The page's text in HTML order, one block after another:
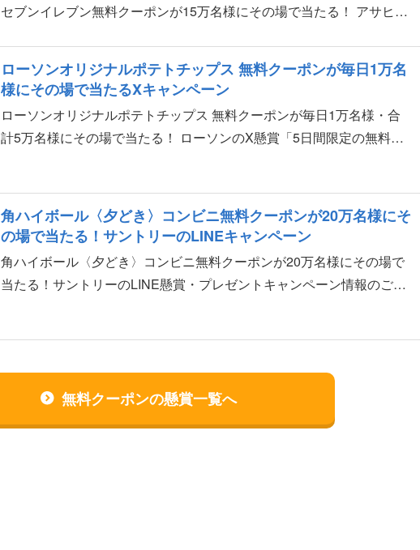
セブンイレブン無料クーポンが15万名様にその場で当たる！ アサヒビ
ローソンオリジナルポテトチップス 無料クーポンが毎日1万名
様にその場で当たるXキャンペーン
ローソンオリジナルポテトチップス 無料クーポンが毎日1万名様・合
計5万名様にその場で当たる！ ローソンのX懸賞「5日間限定の無料券
角ハイボール〈夕どき〉コンビニ無料クーポンが20万名様にそ
の場で当たる！サントリーのLINEキャンペーン
角ハイボール〈夕どき〉コンビニ無料クーポンが20万名様にその場で
当たる！サントリーのLINE懸賞・プレゼントキャンペーン情報のご紹
無料クーポンの懸賞一覧へ